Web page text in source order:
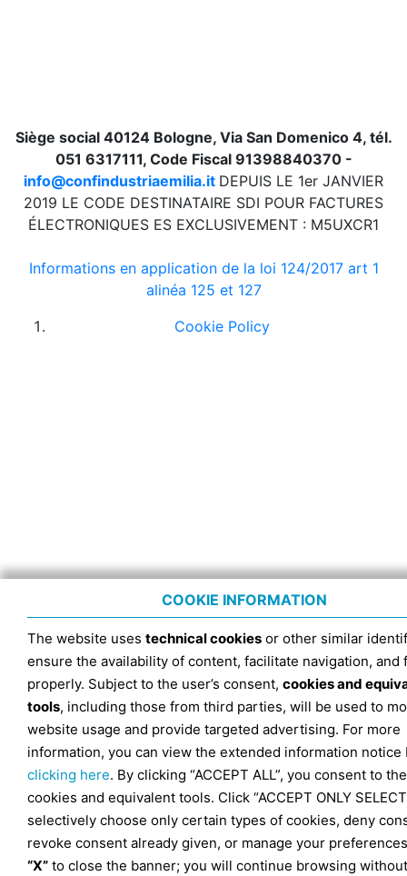
Siège social 40124 Bologne, Via San Domenico 4, tél.
051 6317111, Code Fiscal 91398840370 -
info@confindustriaemilia.it DEPUIS LE 1er JANVIER
2019 LE CODE DESTINATAIRE SDI POUR FACTURES
ÉLECTRONIQUES ES EXCLUSIVEMENT : M5UXCR1
Informations en application de la loi 124/2017 art 1
alinéa 125 et 127
Cookie Policy
COOKIE INFORMATION
The website uses technical cookies or other similar
ensure the availability of content, facilitate navigation, and
properly. Subject to the user’s consent, cookies and
tools, including those from third parties, will be used to
website usage and provide targeted advertising. For more
information, you can view the extended information notice
clicking here. By clicking “ACCEPT ALL”, you consent to
cookies and equivalent tools. Click “ACCEPT ONLY
selectively choose only certain types of cookies, deny
revoke consent already given, or manage your
“X” to close the banner; you will continue browsing without